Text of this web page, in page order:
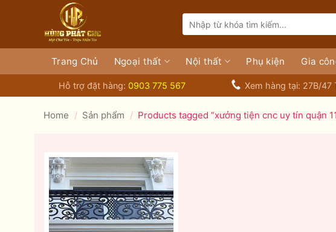
dung
for:
Trang Chủ Ngoại thất Nội thất Phụ kiện Gia
Hỗ trợ đặt hàng: 0903 775 567 Xem hàng tại: 27B/47
Home / Sản phẩm / Products tagged “xưởng tiện cnc uy tín quận